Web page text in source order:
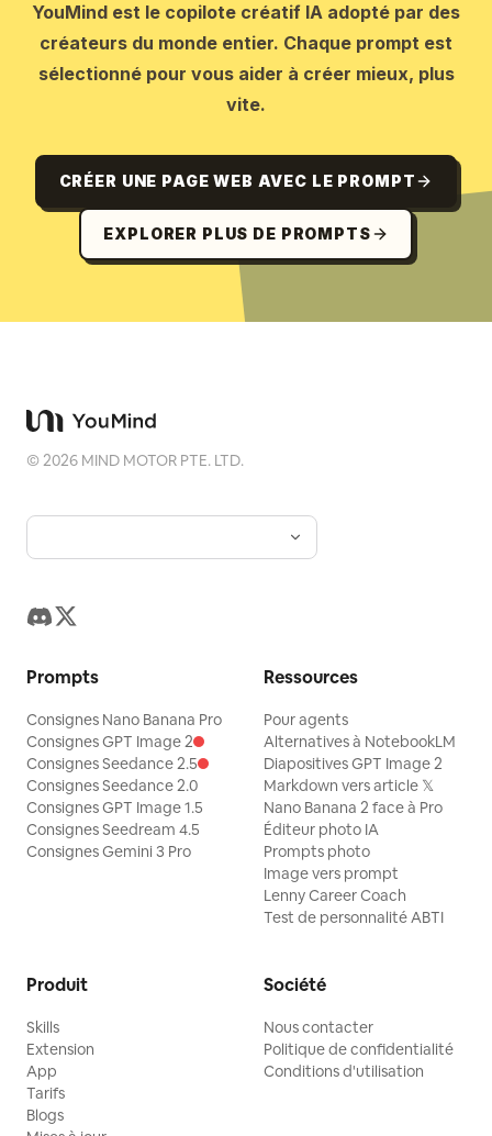
YouMind est le copilote créatif IA adopté par des
créateurs du monde entier. Chaque prompt est
sélectionné pour vous aider à créer mieux, plus
vite.
CRÉER UNE PAGE WEB AVEC LE PROMPT
EXPLORER PLUS DE PROMPTS
©2026 MIND MOTOR PTE. LTD.
Prompts
Consignes Nano Banana Pro
Consignes GPT Image 2
Consignes Seedance 2.5
Consignes Seedance 2.0
Consignes GPT Image 1.5
Consignes Seedream 4.5
Consignes Gemini 3 Pro
Ressources
Pour agents
Alternatives à NotebookLM
Diapositives GPT Image 2
Markdown vers article 𝕏
Nano Banana 2 face à Pro
Éditeur photo IA
Prompts photo
Image vers prompt
Lenny Career Coach
Test de personnalité ABTI
Produit
Skills
Extension
App
Tarifs
Blogs
Société
Nous contacter
Politique de confidentialité
Conditions d'utilisation